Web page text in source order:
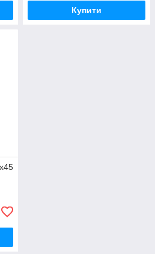
Купити